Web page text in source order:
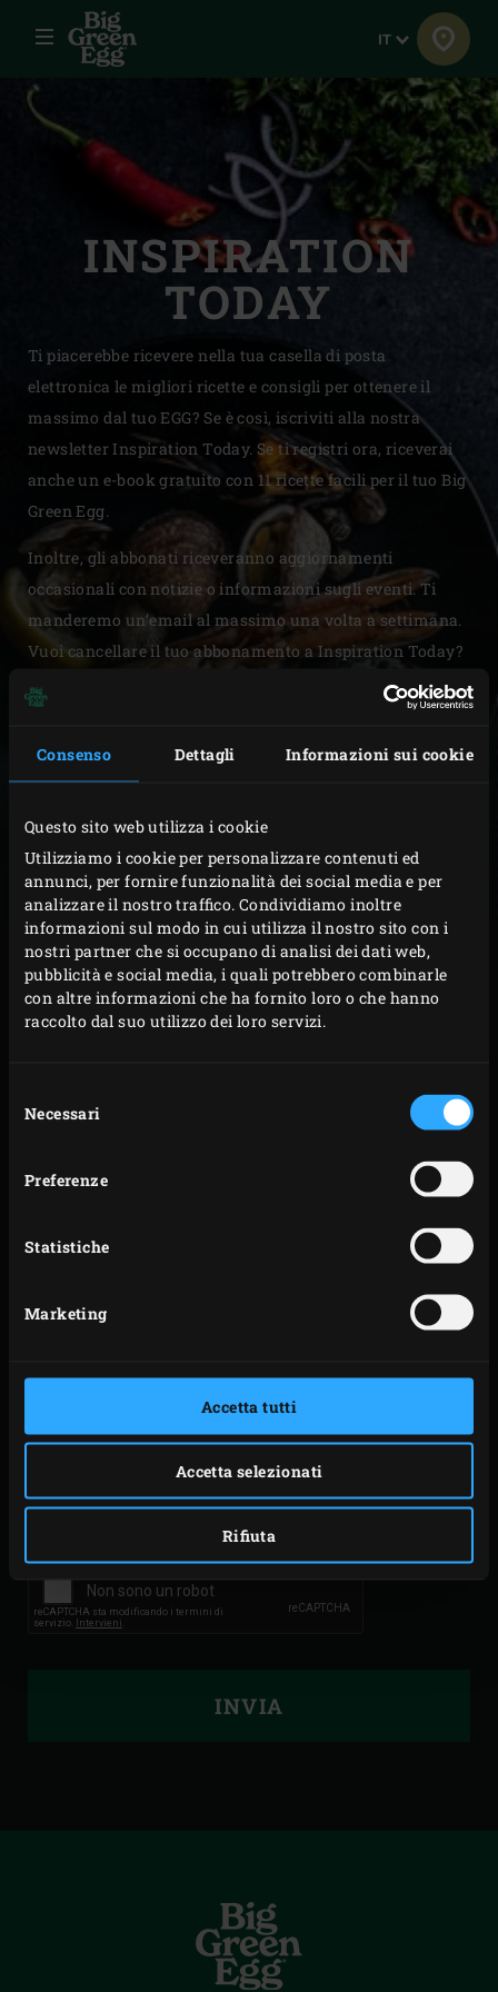
Consenso Dettagli Informazioni sui cookie
Questo sito web utilizza i cookie
Utilizziamo i cookie per personalizzare contenuti ed
annunci, per fornire funzionalità dei social media e per
analizzare il nostro traffico. Condividiamo inoltre
informazioni sul modo in cui utilizza il nostro sito con i
nostri partner che si occupano di analisi dei dati web,
pubblicità e social media, i quali potrebbero combinarle
con altre informazioni che ha fornito loro o che hanno
raccolto dal suo utilizzo dei loro servizi.
delNecessari
Preferenze
Statistiche
Marketing
Accetta tutti
Accetta selezionati
Rifiuta
Menu Lingua
IT
INSPIRATION
TODAY
Ti piacerebbe ricevere nella tua casella di posta
elettronica le migliori ricette e consigli per ottenere il
massimo dal tuo EGG? Se è così, iscriviti alla nostra
newsletter Inspiration Today. Se ti registri ora, riceverai
anche un e-book gratuito con 11 ricette facili per il tuo Big
Green Egg.
Inoltre, gli abbonati riceveranno aggiornamenti
occasionali con notizie o informazioni sugli eventi. Ti
manderemo un’email al massimo una volta a settimana.
Vuoi cancellare il tuo abbonamento a Inspiration Today?
Non preoccuparti, è molto facile disdire l’abbonamento.
REGISTRATI
NOME
COGNOME
SESSO
INDIRIZZO E-MAIL
LE MIGLIORI RICETTE, I MENÙ DI STAGIONE E
PRATICI CONSIGLI, TUTTI NELLA MIA CASELLA DI
POSTA! *
INVIA